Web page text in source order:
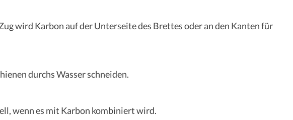
wird Karbon auf der Unterseite des Brettes oder an den Kanten für
durchs Wasser schneiden.
wenn es mit Karbon kombiniert wird.